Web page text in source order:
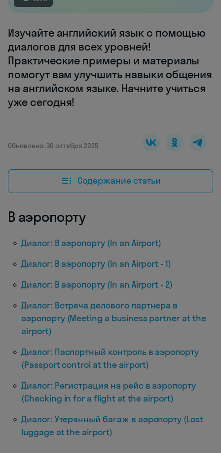
Изучайте английский язык с помощью
диалогов для всех уровней!
Практические примеры и материалы
помогут вам улучшить навыки общения
на английском языке. Начните учиться
уже сегодня!
Обновлено: 30 октября 2025
Содержание статьи
В аэропорту
Диалог: В аэропорту (In an Airport)
Диалог: В аэропорту (In an Airport - 1)
Диалог: В аэропорту (In an Airport - 2)
Диалог: Встреча делового партнера в
аэропорту (Meeting a business partner at the
airport)
Диалог: Паспортный контроль в аэропорту
(Passport control at the airport)
Диалог: Регистрация на рейс в аэропорту
(Checking in for a flight at the airport)
Диалог: Утерянный багаж в аэропорту (Lost
luggage at the airport)